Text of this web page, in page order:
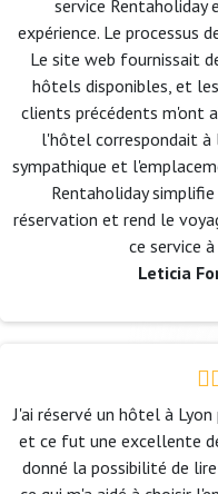
service
expérience. Le processus
Le site web fournissait
hôtels disponibles, et
clients précédents m'ont
l'hôtel correspondait à
sympathique et
Rentaholiday
réservation et rend le
ce service
Leticia
J'ai réservé un hôtel à
et ce fut une excellente
donné la possibilité de